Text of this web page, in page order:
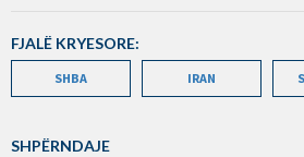
FJALË KRYESORE:
SHBA IRAN
SHPËRNDAJE